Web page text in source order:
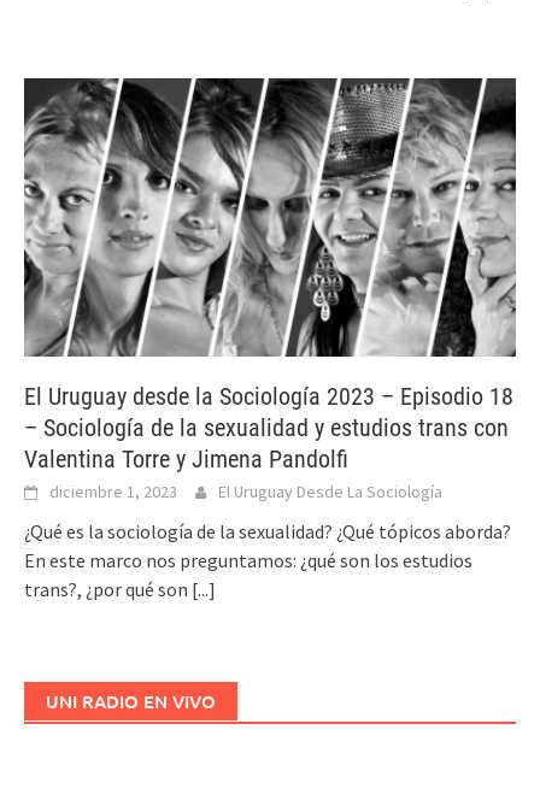
El Uruguay desde la Sociología 2023 – Episodio 18
– Sociología de la sexualidad y estudios trans con
Valentina Torre y Jimena Pandolfi
diciembre 1, 2023 El Uruguay Desde La Sociología
¿Qué es la sociología de la sexualidad? ¿Qué tópicos aborda?
En este marco nos preguntamos: ¿qué son los estudios
trans?, ¿por qué son [...]
UNI RADIO EN VIVO